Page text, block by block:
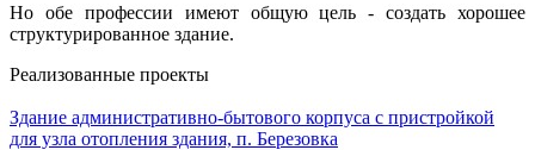
Но обе профессии имеют общую цель - создать хорошее
структурированное здание.
Реализованные проекты
Здание административно-бытового корпуса с пристройкой
для узла отопления здания, п. Березовка